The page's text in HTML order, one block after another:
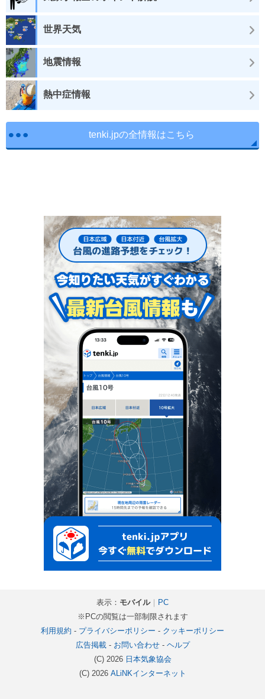
世界天気
地震情報
熱中症情報
tenki.jpの全情報はこちら
表示： モバイル｜ PC
※PCの閲覧は一部制限されます
利用規約 - プライバシーポリシー - クッキーポリシー
広告掲載- お問い合わせ- ヘルプ
(C) 2026 日本気象協会
(C) 2026 ALiNKインターネット